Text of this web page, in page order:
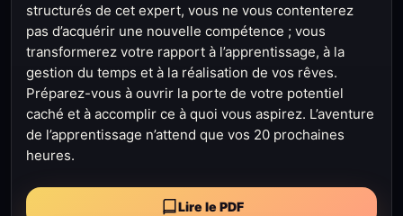
structurés de cet expert, vous ne vous contenterez
pas d’acquérir une nouvelle compétence ; vous
transformerez votre rapport à l’apprentissage, à la
gestion du temps et à la réalisation de vos rêves.
Préparez-vous à ouvrir la porte de votre potentiel
caché et à accomplir ce à quoi vous aspirez. L’aventure
de l’apprentissage n’attend que vos 20 prochaines
heures.
Lire le PDF